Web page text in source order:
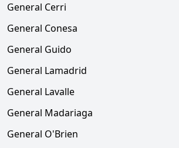
General Cerri
General Conesa
General Guido
General Lamadrid
General Lavalle
General Madariaga
General O'Brien